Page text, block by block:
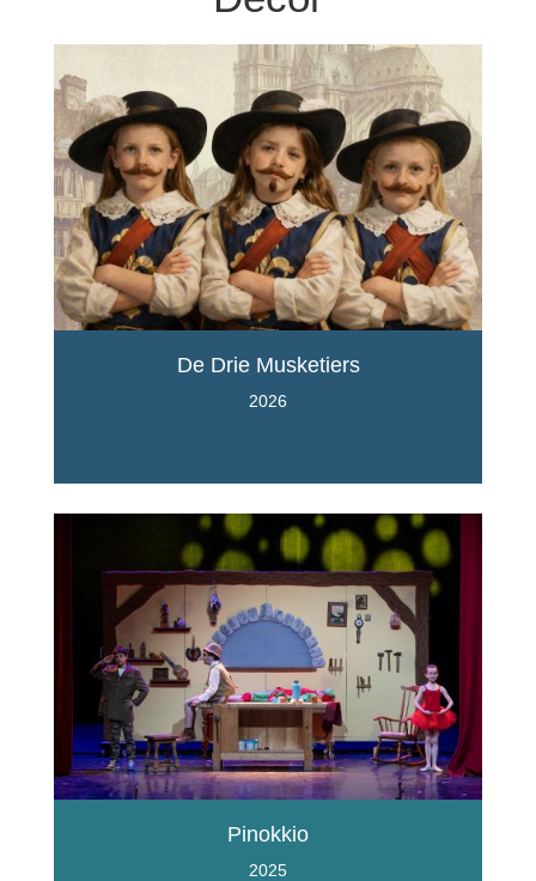
De Drie Musketiers
2026
Pinokkio
2025